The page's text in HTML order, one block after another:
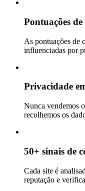
Pontuações
As pontuações de
influenciadas por
Privacidade
Nunca vendemos
recolhemos os
50+ sinais de
Cada site é
reputação e